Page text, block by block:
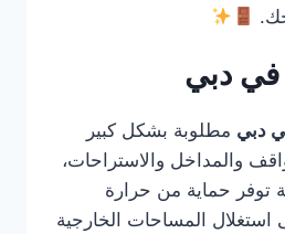
دبي
دبي مطلوبة بشكل كبير
والمداخل والاستراحات،
توفر حماية من حرارة
المساحات الخارجية